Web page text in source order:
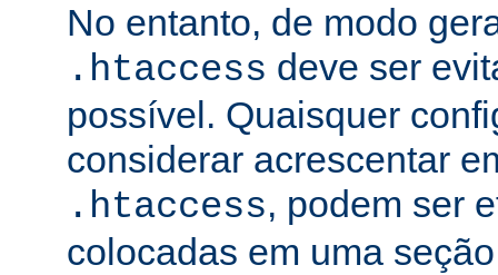
No entanto, de modo
.htaccess deve ser
possível. Quaisquer
considerar acrescentar
.htaccess, podem ser
colocadas em uma